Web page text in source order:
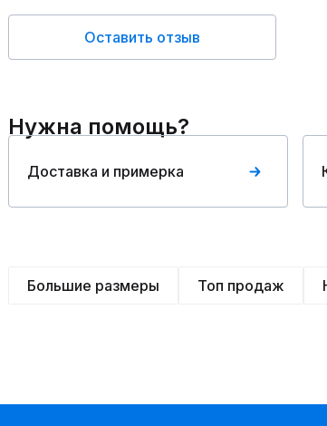
Оставить отзыв
Нужна помощь?
Доставка и примерка
Большие размеры Топ продаж